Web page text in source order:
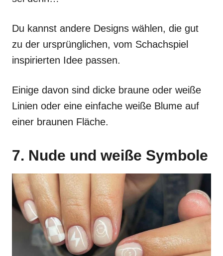
Du kannst andere Designs wählen, die gut
zu der ursprünglichen, vom Schachspiel
inspirierten Idee passen.
Einige davon sind dicke braune oder weiße
Linien oder eine einfache weiße Blume auf
einer braunen Fläche.
7. Nude und weiße Symbole